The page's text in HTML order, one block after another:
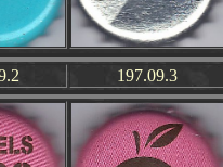
197.09.3